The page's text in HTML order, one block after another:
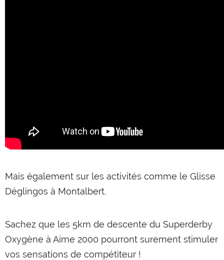
Mais également sur les activités comme le Glisse
Déglingos à Montalbert.
Sachez que les 5km de descente du Superderby
Oxygène à Aime 2000 pourront surement stimuler
vos sensations de compétiteur !